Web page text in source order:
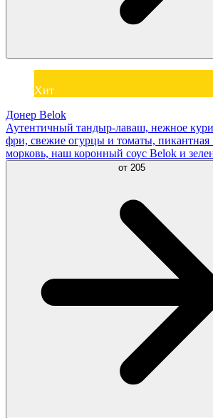
Хит
Донер Belok
Аутентичный тандыр-лаваш, нежное
фри, свежие огурцы и томаты, пикантная
морковь, наш коронный соус Belok и
от 205